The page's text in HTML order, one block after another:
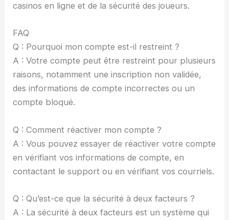
casinos en ligne et de la sécurité des joueurs.
FAQ
Q : Pourquoi mon compte est-il restreint ?
A : Votre compte peut être restreint pour plusieurs
raisons, notamment une inscription non validée,
des informations de compte incorrectes ou un
compte bloqué.
Q : Comment réactiver mon compte ?
A : Vous pouvez essayer de réactiver votre compte
en vérifiant vos informations de compte, en
contactant le support ou en vérifiant vos courriels.
Q : Qu’est-ce que la sécurité à deux facteurs ?
A : La sécurité à deux facteurs est un système qui